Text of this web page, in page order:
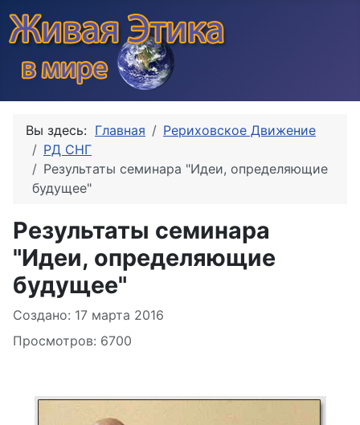
Вы здесь: Главная
Рериховское Движение
РД СНГ
Результаты семинара "Идеи, определяющие
будущее"
Результаты семинара
"Идеи, определяющие
будущее"
Информация о материале
Создано: 17 марта 2016
Просмотров: 6700